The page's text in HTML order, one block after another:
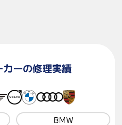
ーの修理実績
BMW